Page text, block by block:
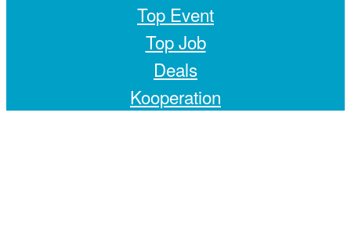
Top Event
Top Job
Deals
Kooperation